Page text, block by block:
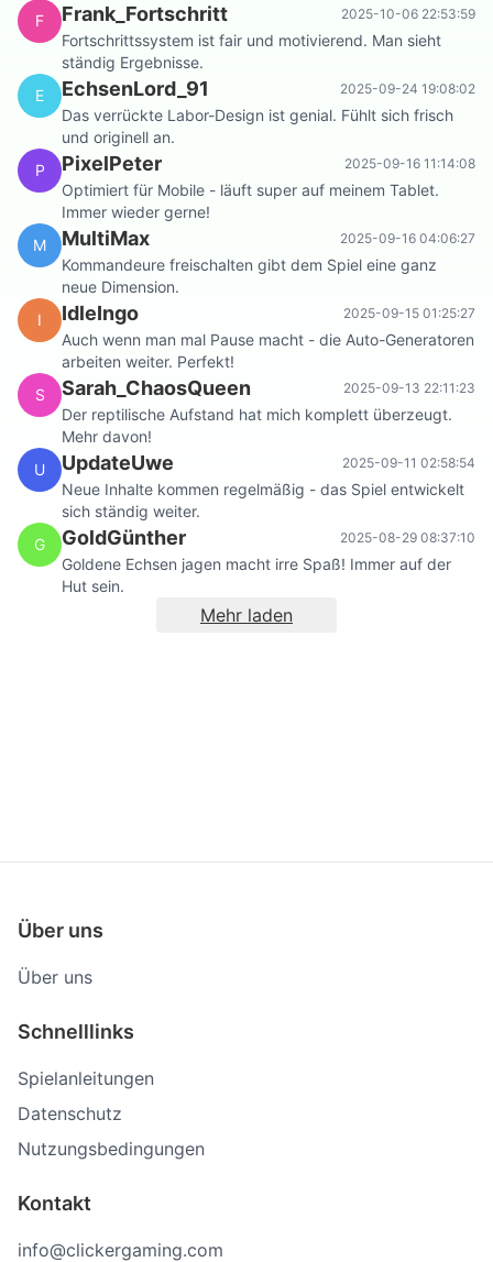
F
Frank_Fortschritt 2025-10-06 22:53:59
Fortschrittssystem ist fair und motivierend. Man sieht
ständig Ergebnisse.
E
EchsenLord_91 2025-09-24 19:08:02
Das verrückte Labor-Design ist genial. Fühlt sich frisch
und originell an.
P
PixelPeter 2025-09-16 11:14:08
Optimiert für Mobile - läuft super auf meinem Tablet.
Immer wieder gerne!
M
MultiMax 2025-09-16 04:06:27
Kommandeure freischalten gibt dem Spiel eine ganz
neue Dimension.
I
IdleIngo 2025-09-15 01:25:27
Auch wenn man mal Pause macht - die Auto-Generatoren
arbeiten weiter. Perfekt!
S
Sarah_ChaosQueen 2025-09-13 22:11:23
Der reptilische Aufstand hat mich komplett überzeugt.
Mehr davon!
U
UpdateUwe 2025-09-11 02:58:54
Neue Inhalte kommen regelmäßig - das Spiel entwickelt
sich ständig weiter.
G
GoldGünther 2025-08-29 08:37:10
Goldene Echsen jagen macht irre Spaß! Immer auf der
Hut sein.
Mehr laden
Über uns
Über uns
Schnelllinks
Spielanleitungen
Datenschutz
Nutzungsbedingungen
Kontakt
info@clickergaming.com